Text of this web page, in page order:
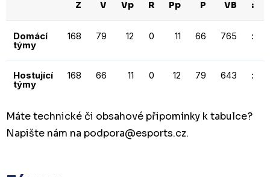
Z V Vp R Pp P VB :
Domácí
týmy
168 79 12 0 11 66 765 :
Hostující
týmy
168 66 11 0 12 79 643 :
Máte technické či obsahové připomínky k tabulce?
Napište nám na podpora@esports.cz.